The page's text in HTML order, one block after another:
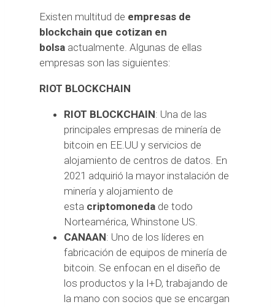
Existen multitud de empresas de
blockchain que cotizan en
bolsa actualmente. Algunas de ellas
empresas son las siguientes:
RIOT BLOCKCHAIN
RIOT BLOCKCHAIN: Una de las
principales empresas de minería de
bitcoin en EE.UU y servicios de
alojamiento de centros de datos. En
2021 adquirió la mayor instalación de
minería y alojamiento de
esta criptomoneda de todo
Norteamérica, Whinstone US.
CANAAN: Uno de los líderes en
fabricación de equipos de minería de
bitcoin. Se enfocan en el diseño de
los productos y la I+D, trabajando de
la mano con socios que se encargan